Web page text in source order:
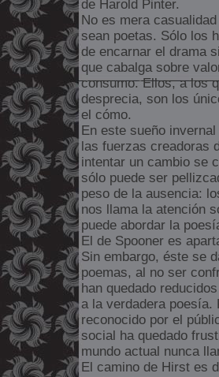
de Harold Pinter.
No es mera
sean poetas. Sólo los
de encarnar el drama
que cabalga sobre
consumo. Ellos, a los
desprecia, son los
el cómo.
En este sueño
las fuerzas creadoras
intentar un cambio se
sólo puede ser
peso de la ausencia:
nos llama la atención
puede abordar la
El de Spooner es
Sin embargo, éste se
poemas, al no ser
han quedado
a la verdadera
reconocido por el
social ha quedado
mundo actual nunca
El camino de Hirst es